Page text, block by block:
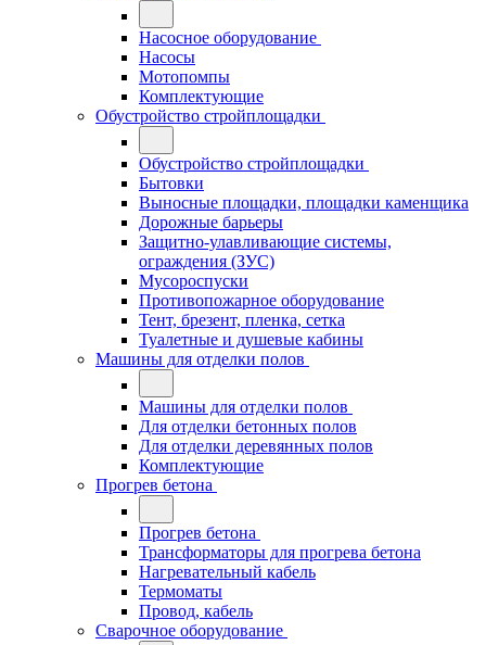
Насосное оборудование
Насосы
Мотопомпы
Комплектующие
Обустройство стройплощадки
Обустройство стройплощадки
Бытовки
Выносные площадки, площадки каменщика
Дорожные барьеры
Защитно-улавливающие системы,
ограждения (ЗУС)
Мусороспуски
Противопожарное оборудование
Тент, брезент, пленка, сетка
Туалетные и душевые кабины
Машины для отделки полов
Машины для отделки полов
Для отделки бетонных полов
Для отделки деревянных полов
Комплектующие
Прогрев бетона
Прогрев бетона
Трансформаторы для прогрева бетона
Нагревательный кабель
Термоматы
Провод, кабель
Сварочное оборудование